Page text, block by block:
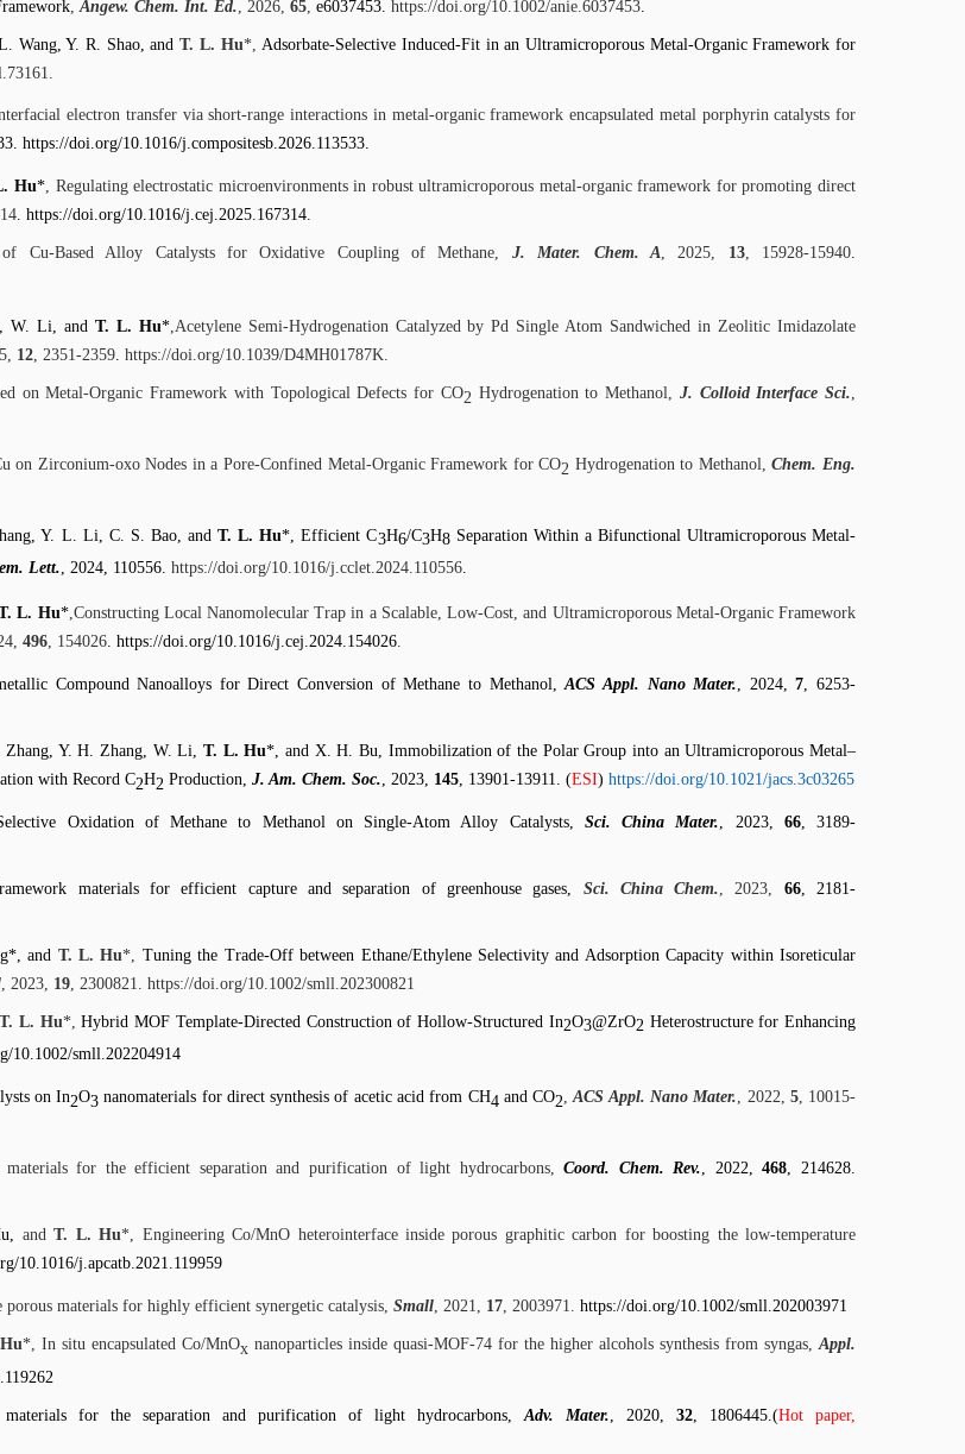
Angew. Chem. Int. Ed. , 2026, 65 e6037453. https://doi.org/10.1002/anie.6037453
Wang, Y. R. Shao, andT. L. Hu*, Adsorbate-Selective Induced-Fit in an Ultramicroporous Metal-Organic Framework for
electron transfer via short-range interactions in metal-organic framework encapsulated metal porphyrin catalysts for
https://doi.org/10.1016/j.compositesb.2026.113533.
Hu*, Regulating electrostatic microenvironments in robust ultramicroporous metal-organic framework for promoting direct
. https://doi.org/10.1016/j.cej.2025.167314.
Cu-Based Alloy Catalysts for Oxidative Coupling of Methane, J. Mater. Chem. A, 2025, 13, 15928-15940.
W. Li, and T. L. Hu*,Acetylene Semi-Hydrogenation Catalyzed by Pd Single Atom Sandwiched in Zeolitic Imidazolate
12 , 2351-2359 https://doi.org/10.1039/D4MH01787K
on Metal-Organic Framework with Topological Defects for CO2 Hydrogenation to Methanol, J. Colloid Interface Sci.
on Zirconium-oxo Nodes in a Pore-Confined Metal-Organic Framework for CO2 Hydrogenation to Methanol,Chem. Eng.
Y. L. Li, C. S. Bao, andT. L. Hu*, Efficient C3H6/C3H8Separation Within a Bifunctional Ultramicroporous Metal-
Lett., 2024, 110556. https://doi.org/10.1016/j.cclet.2024.110556.
L. Hu*,Constructing Local Nanomolecular Trap in a Scalable, Low-Cost, and Ultramicroporous Metal-Organic Framework
496 , 154026 . https://doi.org/10.1016/j.cej.2024.154026
Compound Nanoalloys for Direct Conversion of Methane to Methanol,ACS Appl. Nano Mater. , 2024,7 , 6253-
Y. H. Zhang, W. Li, T. L. Hu*, and X. H. Bu, Immobilization of the Polar Group into an Ultramicroporous Metal–
with Record C2H2 Production, J. Am. Chem. Soc. , 2023, 145 , 13901-13911. (ESI) https://doi.org/10.1021/jacs.3c03265
Oxidation of Methane to Methanol on Single-Atom Alloy Catalysts, Sci. China Mater. , 2023, 66, 3189-
materials for efficient capture and separation of greenhouse gases, Sci. China Chem. , 2023, 66, 2181-
and T. L. Hu*,
Tuning the Trade-Off between Ethane/Ethylene Selectivity and Adsorption Capacity within Isoreticular
, 2023, 19 , 2300821. https://doi.org/10.1002/smll.202300821
T. L. Hu*, Hybrid MOF Template-Directed Construction of Hollow-Structured In2O3@ZrO2 Heterostructure for Enhancing
10.1002/smll.202204914
on In2O3 nanomaterials for direct synthesis of acetic acid from CH4 and CO2,ACS Appl. Nano Mater., 2022, 5, 10015-
materials for the efficient separation and purification of light hydrocarbons,Coord. Chem. Rev. , 2022,468 , 214628.
andT. L. Hu*, Engineering Co/MnO heterointerface inside porous graphitic carbon for boosting the low-temperature
10.1016/j.apcatb.2021.119959
materials for highly efficient synergetic catalysis, Small , 2021, 17 , 2003971. https://doi.org/10.1002/smll.202003971
*, In situ encapsulated Co/MnOx nanoparticles inside quasi-MOF-74 for the higher alcohols synthesis from syngas,Appl.
for the separation and purification of light hydrocarbons, Adv. Mater. , 2020, 32 , 1806445.(Hot paper,